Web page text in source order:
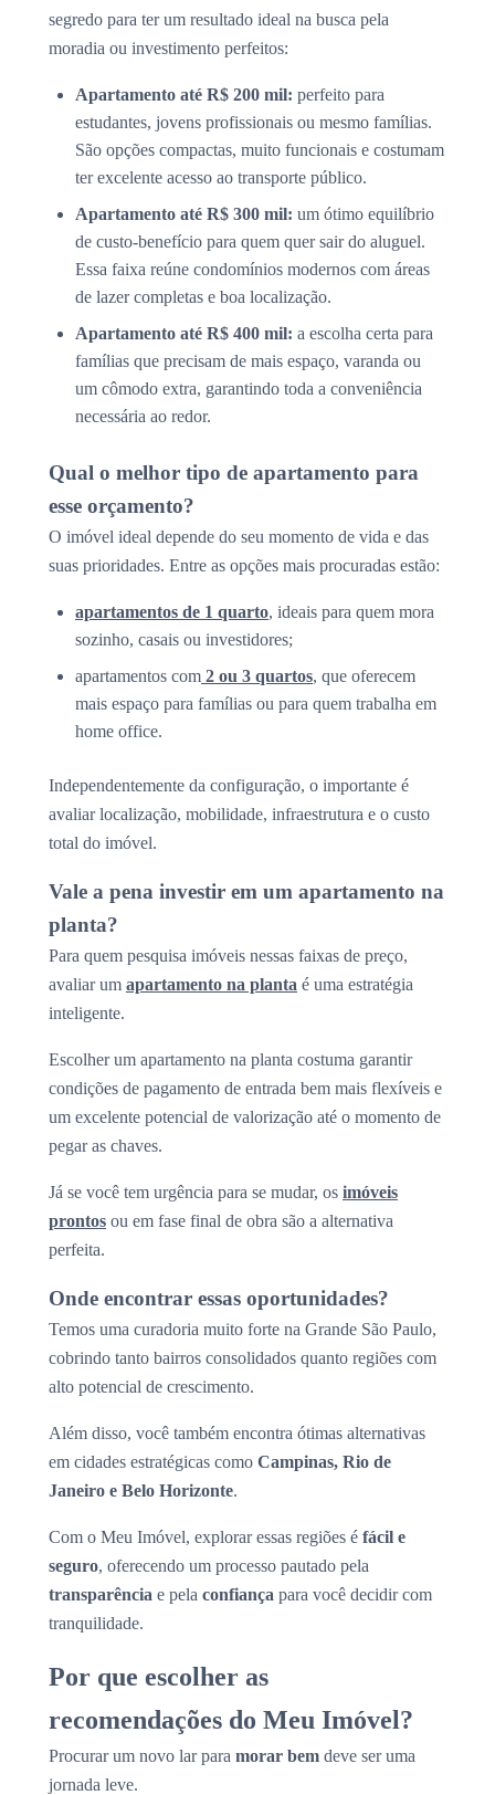
segredo para ter um resultado ideal na busca pela
moradia ou investimento perfeitos:
Apartamento até R$ 200 mil: perfeito para
estudantes, jovens profissionais ou mesmo famílias.
São opções compactas, muito funcionais e costumam
ter excelente acesso ao transporte público.
Apartamento até R$ 300 mil: um ótimo equilíbrio
de custo-benefício para quem quer sair do aluguel.
Essa faixa reúne condomínios modernos com áreas
de lazer completas e boa localização.
Apartamento até R$ 400 mil: a escolha certa para
famílias que precisam de mais espaço, varanda ou
um cômodo extra, garantindo toda a conveniência
necessária ao redor.
Qual o melhor tipo de apartamento para
esse orçamento?
O imóvel ideal depende do seu momento de vida e das
suas prioridades. Entre as opções mais procuradas estão:
apartamentos de 1 quarto, ideais para quem mora
sozinho, casais ou investidores;
apartamentos com 2 ou 3 quartos, que oferecem
mais espaço para famílias ou para quem trabalha em
home office.
Independentemente da configuração, o importante é
avaliar localização, mobilidade, infraestrutura e o custo
total do imóvel.
Vale a pena investir em um apartamento na
planta?
Para quem pesquisa imóveis nessas faixas de preço,
avaliar um apartamento na planta é uma estratégia
inteligente.
Escolher um apartamento na planta costuma garantir
condições de pagamento de entrada bem mais flexíveis e
um excelente potencial de valorização até o momento de
pegar as chaves.
Já se você tem urgência para se mudar, os imóveis
prontos ou em fase final de obra são a alternativa
perfeita.
Onde encontrar essas oportunidades?
Temos uma curadoria muito forte na Grande São Paulo,
cobrindo tanto bairros consolidados quanto regiões com
alto potencial de crescimento.
Além disso, você também encontra ótimas alternativas
em cidades estratégicas como Campinas, Rio de
Janeiro e Belo Horizonte.
Com o Meu Imóvel, explorar essas regiões é fácil e
seguro, oferecendo um processo pautado pela
transparência e pela confiança para você decidir com
tranquilidade.
Por que escolher as
recomendações do Meu Imóvel?
Procurar um novo lar para morar bem deve ser uma
jornada leve.